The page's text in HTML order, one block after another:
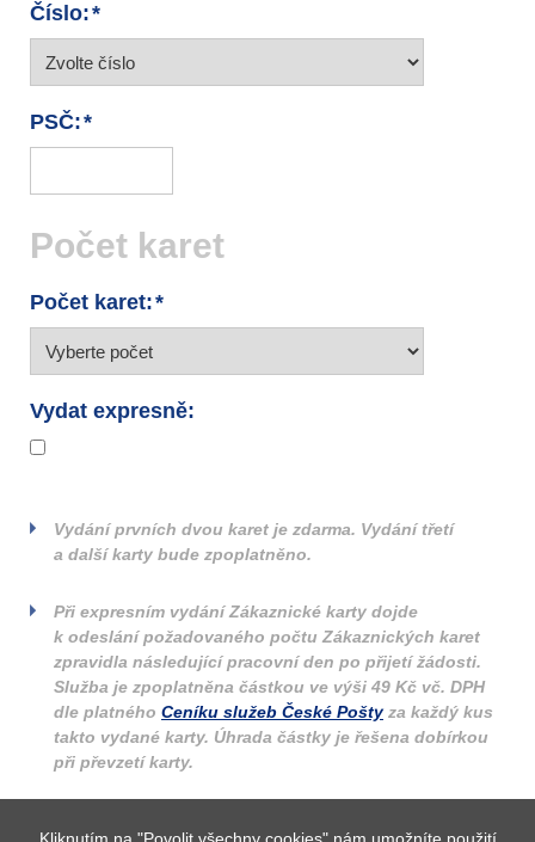
Číslo:
PSČ:
Počet karet
Počet karet:
Vydat expresně:
Vydání prvních dvou karet je zdarma. Vydání třetí
a další karty bude zpoplatněno.
Při expresním vydání Zákaznické karty dojde
k odeslání požadovaného počtu Zákaznických karet
zpravidla následující pracovní den po přijetí žádosti.
Služba je zpoplatněna částkou ve výši 49 Kč vč. DPH
dle platného Ceníku služeb České Poštyza každý kus
takto vydané karty. Úhrada částky je řešena dobírkou
při převzetí karty.